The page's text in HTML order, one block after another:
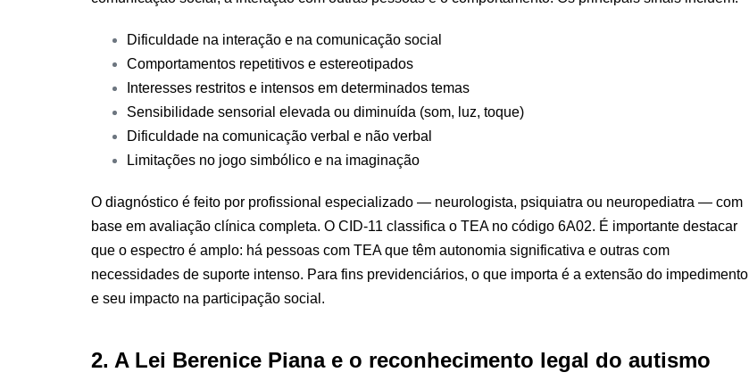
Dificuldade na interação e na comunicação social
Comportamentos repetitivos e estereotipados
Interesses restritos e intensos em determinados temas
Sensibilidade sensorial elevada ou diminuída (som, luz, toque)
Dificuldade na comunicação verbal e não verbal
Limitações no jogo simbólico e na imaginação
O diagnóstico é feito por profissional especializado — neurologista, psiquiatra ou neuropediatra — com
base em avaliação clínica completa. O CID-11 classifica o TEA no código 6A02. É importante destacar
que o espectro é amplo: há pessoas com TEA que têm autonomia significativa e outras com
necessidades de suporte intenso. Para fins previdenciários, o que importa é a extensão do impedimento
e seu impacto na participação social.
2. A Lei Berenice Piana e o reconhecimento legal do autismo